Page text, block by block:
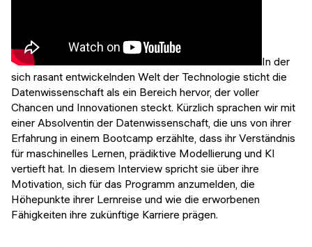
Python Einführungskurs
Python & Ops Einführungskurs
In der
sich rasant entwickelnden Welt der Technologie sticht die
Datenwissenschaft als ein Bereich hervor, der voller
Chancen und Innovationen steckt. Kürzlich sprachen wir mit
einer Absolventin der Datenwissenschaft, die uns von ihrer
Erfahrung in einem Bootcamp erzählte, dass ihr Verständnis
für maschinelles Lernen, prädiktive Modellierung und KI
vertieft hat. In diesem Interview spricht sie über ihre
Motivation, sich für das Programm anzumelden, die
Höhepunkte ihrer Lernreise und wie die erworbenen
Fähigkeiten ihre zukünftige Karriere prägen.